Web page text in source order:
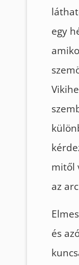
egy
mitől
az
és